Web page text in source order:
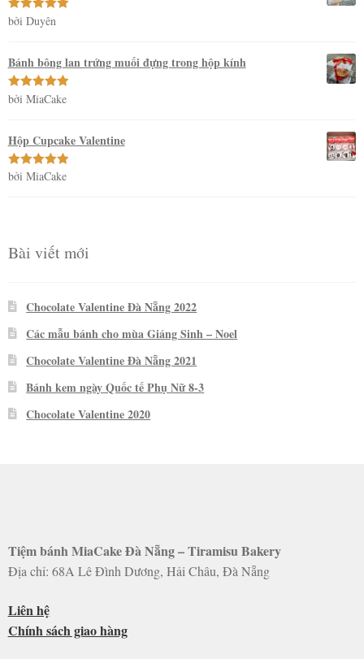
Được xếp
bởi Duyên
Bánh bông lan trứng muối đựng trong hộp kính
Được xếp
bởi MiaCake
Hộp Cupcake Valentine
Được xếp
bởi MiaCake
Bài viết mới
Chocolate Valentine Đà Nẵng 2022
Các mẫu bánh cho mùa Giáng Sinh – Noel
Chocolate Valentine Đà Nẵng 2021
Bánh kem ngày Quốc tế Phụ Nữ 8-3
Chocolate Valentine 2020
Tiệm bánh MiaCake Đà Nẵng – Tiramisu Bakery
Địa chỉ: 68A Lê Đình Dương, Hải Châu, Đà Nẵng
Liên hệ
Chính sách giao hàng